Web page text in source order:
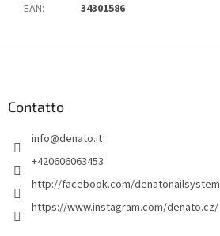
EAN: 34301586
Contatto
info@denato.it
+420606063453
http://facebook.com/denatonailsystem
https://www.instagram.com/denato.cz/